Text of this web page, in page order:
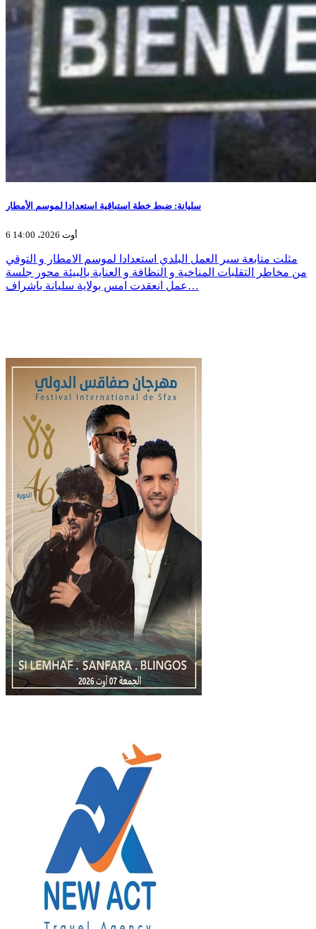
سليانة: ضبط خطة استباقية استعدادا لموسم الأمطار
6 أوت 2026، 14:00
مثلت متابعة سير العمل البلدي استعدادا لموسم الامطار و التوقي
من مخاطر التقلبات المناخية و النظافة و العناية بالبيئة محور جلسة
عمل انعقدت امس بولاية سليانة باشراف…